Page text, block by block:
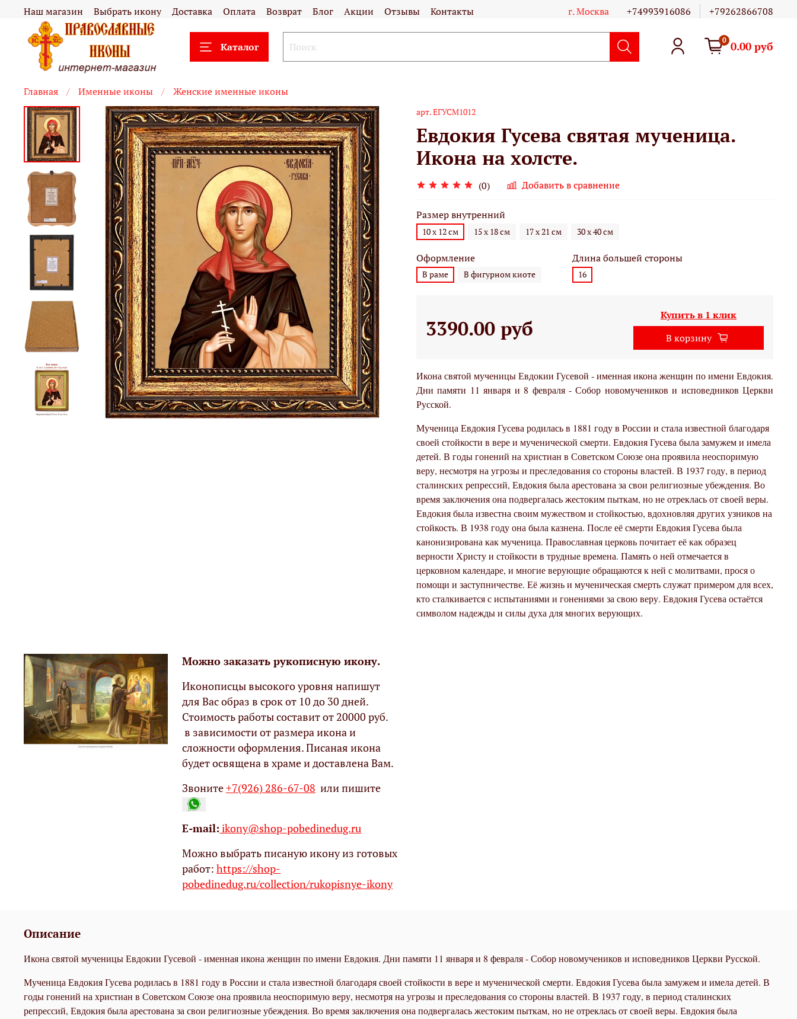
Наш магазин Выбрать икону Доставка Оплата Возврат Блог Акции Отзывы Контакты г. Москва +74993916086 +79262866708
Каталог
0 0.00 руб
Главная Именные иконы Женские именные иконы
арт.ЕГУСМ1012
Евдокия Гусева святая мученица.
Икона на холсте.
(0) Добавить в сравнение
Размер внутренний
10 х 12 см 15 х 18 см 17 х 21 см 30 х 40 см
Оформление
В раме В фигурном киоте
Длина большей стороны
16
3390.00 руб
Купить в 1 клик
В корзину
Икона святой мученицы Евдокии Гусевой - именная икона женщин по имени Евдокия.
Дни памяти 11 января и 8 февраля - Собор новомучеников и исповедников Церкви
Русской.
Мученица Евдокия Гусева родилась в 1881 году в России и стала известной благодаря
своей стойкости в вере и мученической смерти. Евдокия Гусева была замужем и имела
детей. В годы гонений на христиан в Советском Союзе она проявила неоспоримую
веру, несмотря на угрозы и преследования со стороны властей. В 1937 году, в период
сталинских репрессий, Евдокия была арестована за свои религиозные убеждения. Во
время заключения она подвергалась жестоким пыткам, но не отреклась от своей веры.
Евдокия была известна своим мужеством и стойкостью, вдохновляя других узников на
стойкость. В 1938 году она была казнена. После её смерти Евдокия Гусева была
канонизирована как мученица. Православная церковь почитает её как образец
верности Христу и стойкости в трудные времена. Память о ней отмечается в
церковном календаре, и многие верующие обращаются к ней с молитвами, прося о
помощи и заступничестве. Её жизнь и мученическая смерть служат примером для всех,
кто сталкивается с испытаниями и гонениями за свою веру. Евдокия Гусева остаётся
символом надежды и силы духа для многих верующих.
Можно заказать рукописную икону.
Иконописцы высокого уровня напишут
для Вас образ в срок от 10 до 30 дней.
Стоимость работы составит от 20000 руб.
в зависимости от размера икона и
сложности оформления. Писаная икона
будет освящена в храме и доставлена Вам.
Звоните+7(926) 286-67-08 или пишите
Е-mail: ikony@shop-pobedinedug.ru
Можно выбрать писаную икону из готовых
работ:https://shop-
pobedinedug.ru/collection/rukopisnye-ikony
Описание
Икона святой мученицы Евдокии Гусевой - именная икона женщин по имени Евдокия. Дни памяти 11 января и 8 февраля - Собор новомучеников и исповедников Церкви Русской.
Мученица Евдокия Гусева родилась в 1881 году в России и стала известной благодаря своей стойкости в вере и мученической смерти. Евдокия Гусева была замужем и имела детей. В
годы гонений на христиан в Советском Союзе она проявила неоспоримую веру, несмотря на угрозы и преследования со стороны властей. В 1937 году, в период сталинских
репрессий, Евдокия была арестована за свои религиозные убеждения. Во время заключения она подвергалась жестоким пыткам, но не отреклась от своей веры. Евдокия была